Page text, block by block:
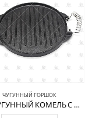
ЧУГУННЫЙ ГОРШОК
1ШТ ЧУГУННЫЙ КОМЕЛЬ С ДВОЙНОЙ ПРУЖИНОЙ CW-CI001